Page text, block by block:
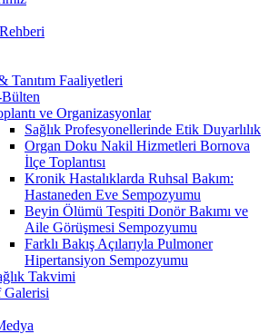
Tanıtım Faaliyetleri
ve Organizasyonlar
Sağlık Profesyonellerinde Etik Duyarlılık
Organ Doku Nakil Hizmetleri Bornova
İlçe Toplantısı
Kronik Hastalıklarda Ruhsal Bakım:
Hastaneden Eve Sempozyumu
Beyin Ölümü Tespiti Donör Bakımı ve
Aile Görüşmesi Sempozyumu
Farklı Bakış Açılarıyla Pulmoner
Hipertansiyon Sempozyumu
Takvimi
Galerisi